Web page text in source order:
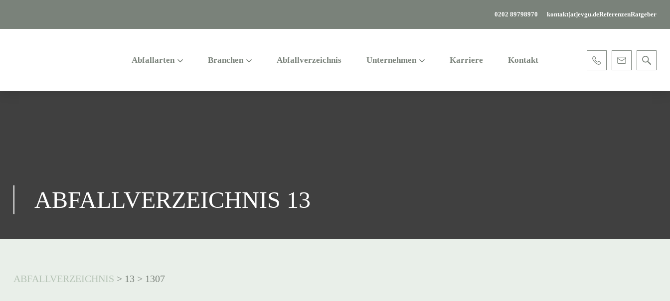
0202 89798970 kontakt[at]evgu.deReferenzenRatgeber
Abfallarten Branchen Abfallverzeichnis Unternehmen Karriere Kontakt
ABFALLVERZEICHNIS 13
ABFALLVERZEICHNIS > 13 > 1307